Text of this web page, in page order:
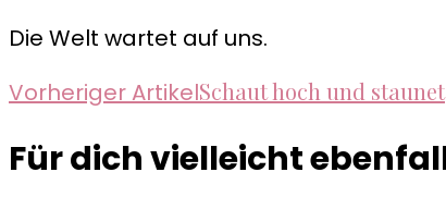
Die Welt wartet auf uns.
Beitragsnavigation
Vorheriger ArtikelSchaut hoch und
Für dich vielleicht